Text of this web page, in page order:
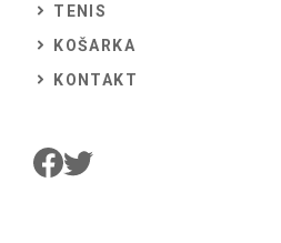
TENIS
KOŠARKA
KONTAKT